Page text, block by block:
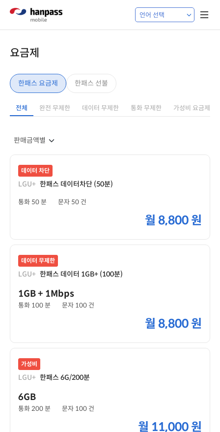
요금제
한패스 요금제 한패스 선불
전체 완전 무제한 데이터 무제한 통화 무제한 가성비 요금제
데이터 차단
LGU+ 한패스 데이터차단 (50분)
통화 50 분 문자 50 건
월 8,800 원
데이터 무제한
LGU+ 한패스 데이터 1GB+ (100분)
1GB+ 1Mbps
통화 100 분 문자 100 건
월 8,800 원
가성비
LGU+ 한패스 6G/200분
6GB
통화 200 분 문자 100 건
월 11,000 원